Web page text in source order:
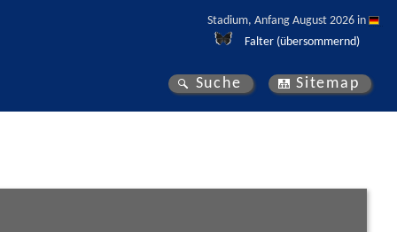
Stadium, Anfang August 2026 in
Falter (übersommernd)
Suche Sitemap